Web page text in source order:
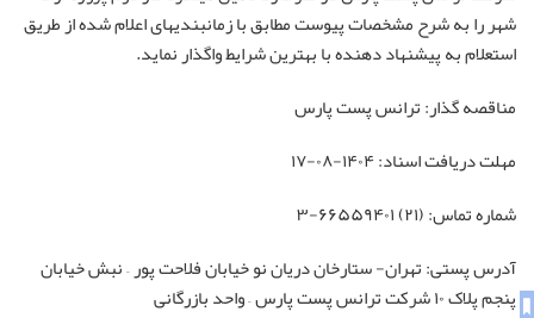
شهر را به شرح مشخصات پیوست مطابق با زمانبندیهای اعلام شده از طریق
استعلام به پیشنهاد دهنده با بهترین شرایط واگذار نماید.
مناقصه گذار: ترانس پست پارس
مهلت دریافت اسناد: ۱۴۰۴-۰۸-۱۷
شماره تماس: (۲۱) ۶۶۵۵۹۴۰۱-۳
آدرس پستی: تهران- ستارخان دریان نو خیابان فلاحت پور – نبش خیابان
پنجم پلاک ۱۰ شرکت ترانس پست پارس – واحد بازرگانی